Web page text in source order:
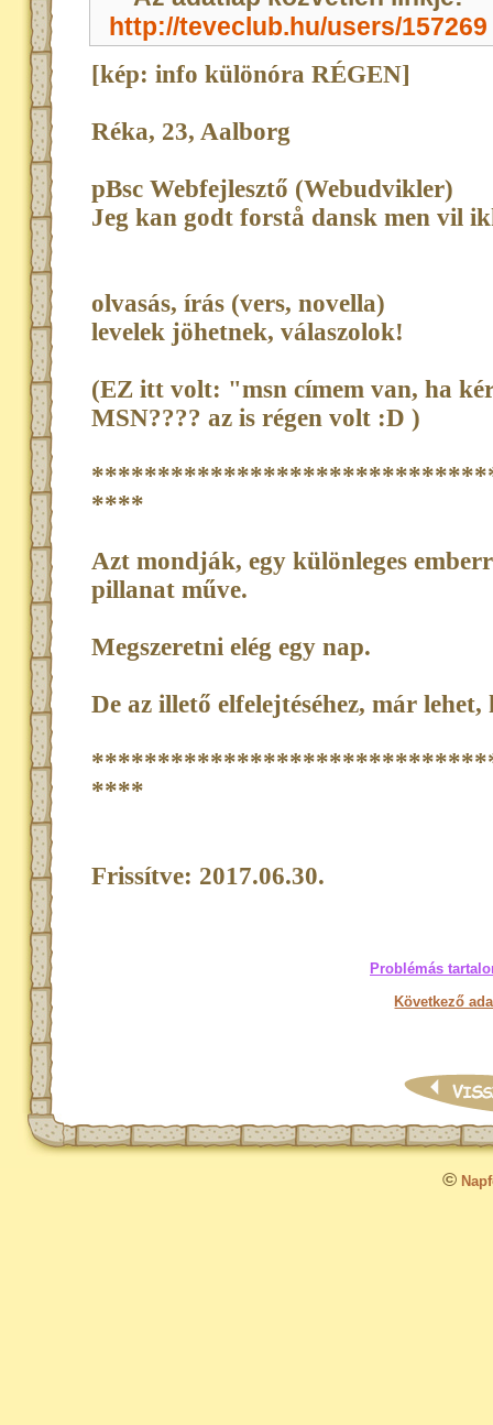
http://teveclub.hu/users/157269
[kép: info különóra RÉGEN]
Réka, 23, Aalborg
pBsc Webfejlesztő (Webudvikler)
Jeg kan godt forstå dansk men vil
olvasás, írás (vers, novella)
levelek jöhetnek, válaszolok!
(EZ itt volt: "msn címem van, ha
MSN???? az is régen volt :D )
****
Azt mondják, egy különleges
pillanat műve.
Megszeretni elég egy nap.
De az illető elfelejtéséhez, már lehet,
****
Frissítve: 2017.06.30.
Problémás
Következő
©